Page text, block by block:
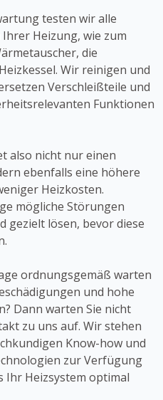
testen wir alle
Heizung, wie zum
die
Wir reinigen und
Verschleißteile und
Funktionen
also nicht nur einen
ebenfalls eine höhere
Heizkosten.
mögliche Störungen
gezielt lösen, bevor diese
ordnungsgemäß warten
und hohe
Dann warten Sie nicht
zu uns auf. Wir stehen
Know-how und
zur Verfügung
Ihr Heizsystem optimal